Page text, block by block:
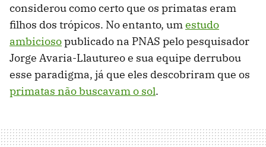
considerou como certo que os primatas eram
filhos dos trópicos. No entanto, umestudo
ambiciosopublicado na PNAS pelo pesquisador
Jorge Avaria-Llautureo e sua equipe derrubou
esse paradigma, já que eles descobriram que os
primatas não buscavam o sol.